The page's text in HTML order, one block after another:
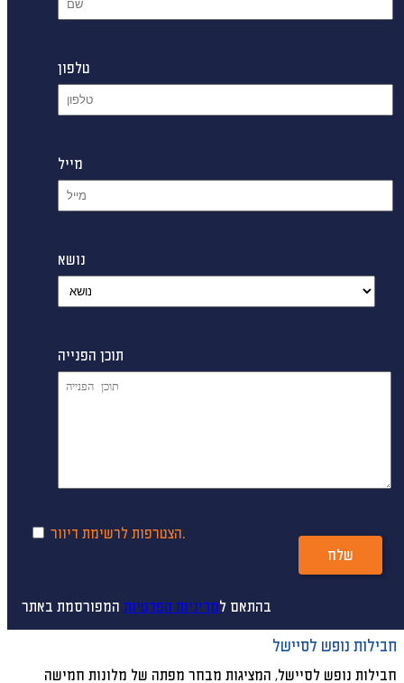
טלפון
מייל
נושא
תוכן הפנייה
הצטרפות לרשימת דיוור.
שלח
בהתאם למדיניות הפרטיות המפורסמת באתר
חבילות נופש לסיישל
חבילות נופש לסיישל, המציגות מבחר מפתה של מלונות חמישה